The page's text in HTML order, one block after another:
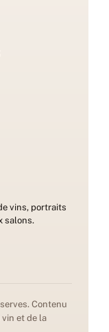
vins, portraits
salons.
Contenu
et de la